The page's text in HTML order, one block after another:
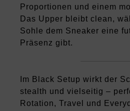
Proportionen und einem
Das Upper bleibt clean,
Sohle dem Sneaker eine
Präsenz gibt.
Im Black Setup wirkt der
stealth und vielseitig –
Rotation, Travel und